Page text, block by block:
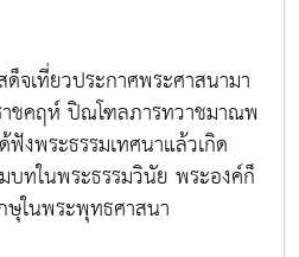
จเที่ยวประกาศพระศาสนามา
ชคฤห์ ปิณโฑลภารทวาชมาณพ
ฟังพระธรรมเทศนาแล้วเกิด
ทในพระธรรมวินัย พระองค์ก็
ในพระพุทธศาสนา